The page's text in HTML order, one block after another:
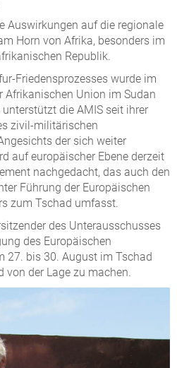
Auswirkungen auf die regionale
Horn von Afrika, besonders im
Republik.
Friedensprozesses wurde im
Afrikanischen Union im Sudan
unterstützt die AMIS seit ihrer
zivil-militärischen
der sich weiter
auf europäischer Ebene derzeit
nachgedacht, das auch den
Führung der Europäischen
zum Tschad umfasst.
des Unterausschusses
des Europäischen
27. bis 30. August im Tschad
von der Lage zu machen.